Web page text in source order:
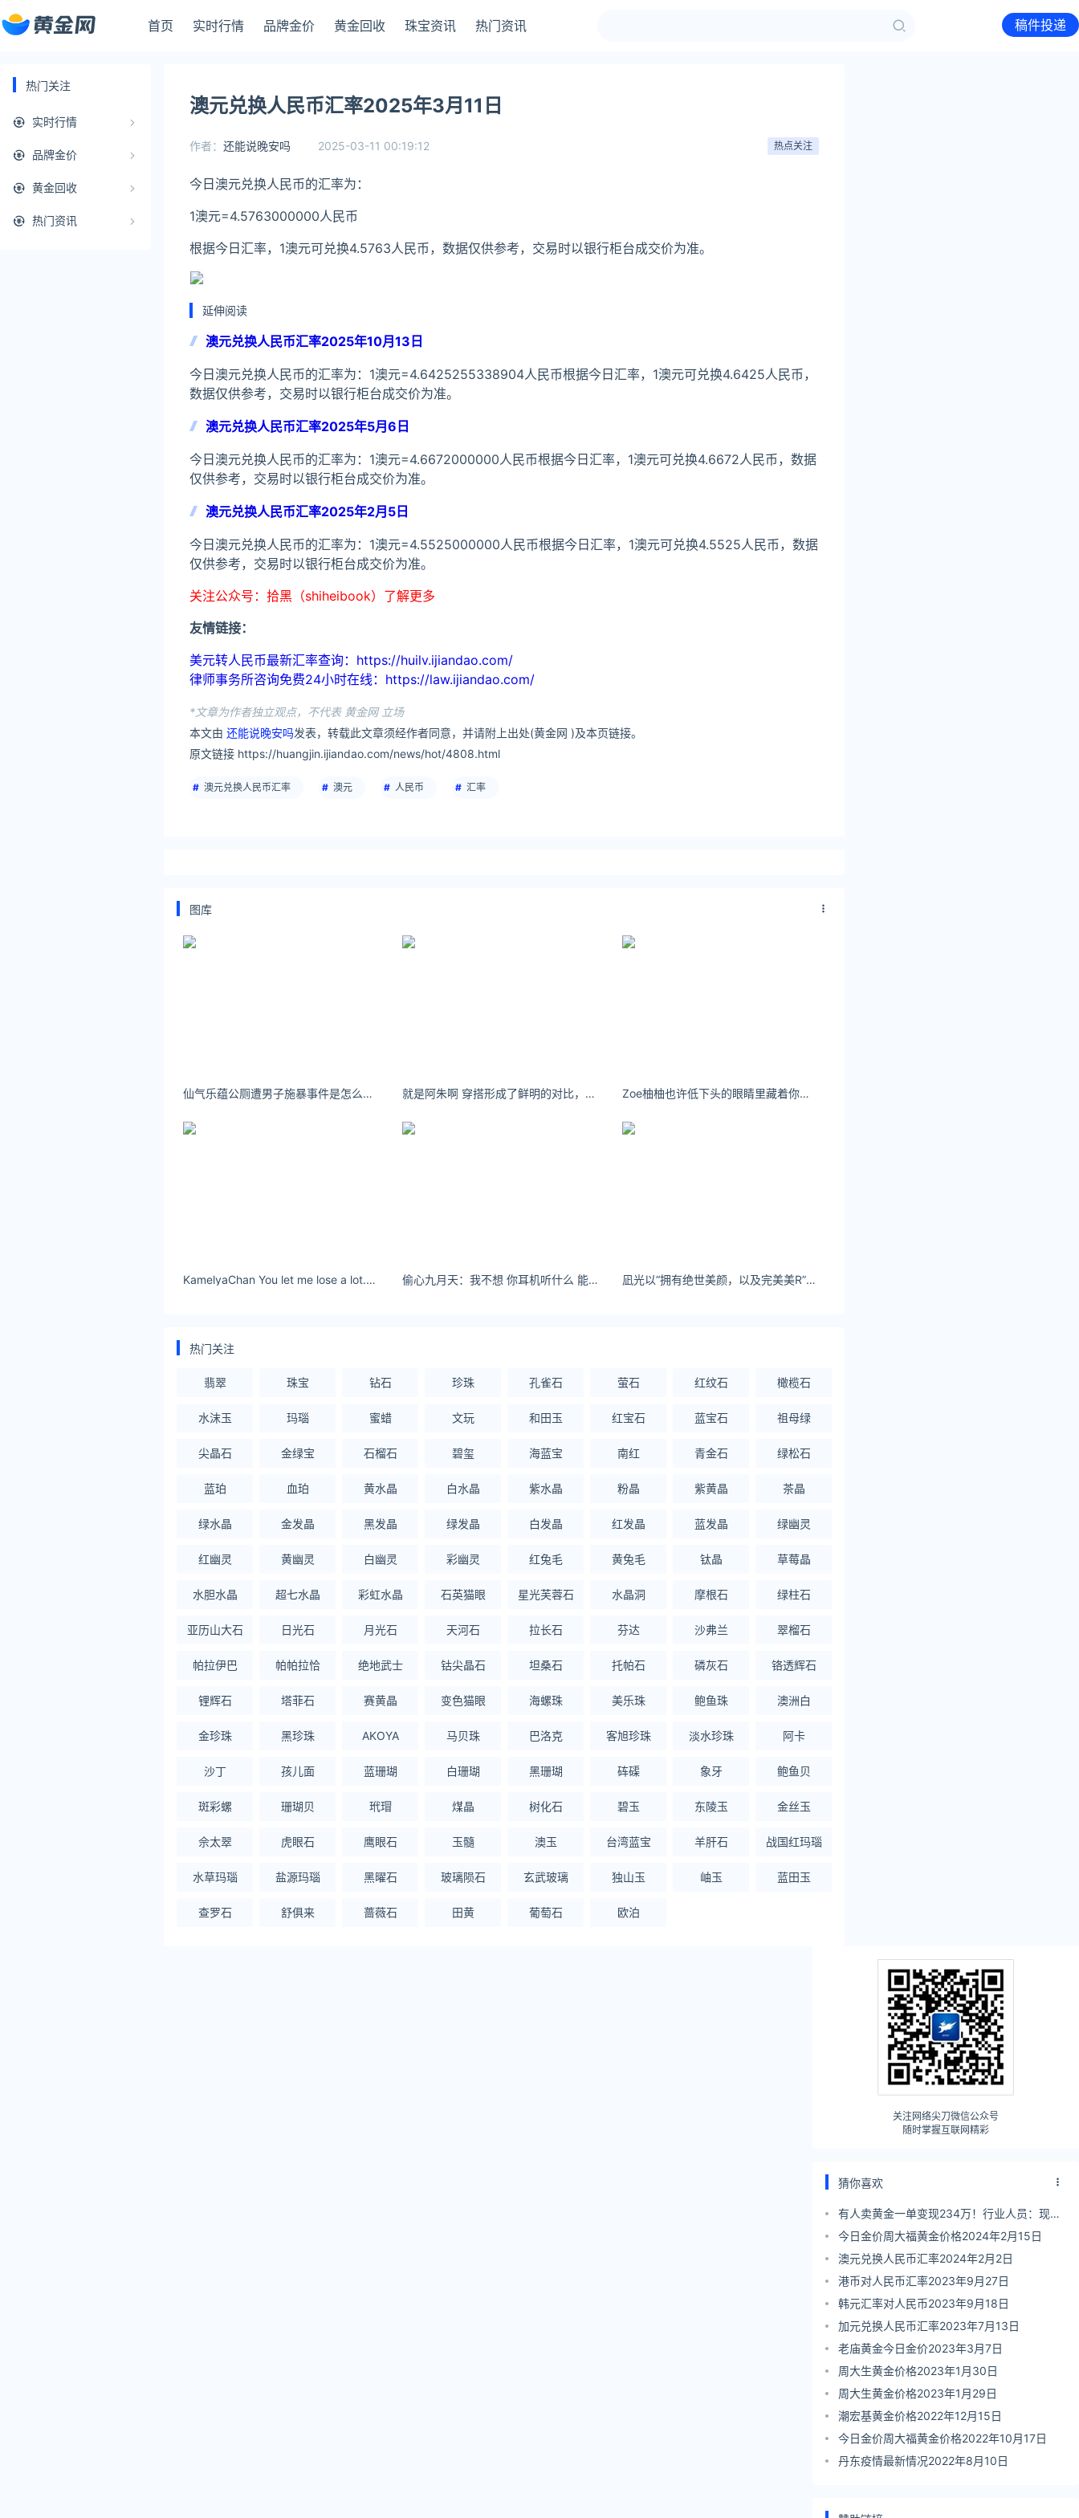
首页 实时行情 品牌金价 黄金回收 珠宝资讯 热门资讯 稿件投递
热门关注
实时行情
品牌金价
黄金回收
热门资讯
澳元兑换人民币汇率2025年3月11日
热点关注
作者： 还能说晚安吗 2025-03-11 00:19:12
今日澳元兑换人民币的汇率为：
1澳元=4.5763000000人民币
根据今日汇率，1澳元可兑换4.5763人民币，数据仅供参考，交易时以银行柜台成交价为准。
延伸阅读
澳元兑换人民币汇率2025年10月13日
今日澳元兑换人民币的汇率为：1澳元=4.6425255338904人民币根据今日汇率，1澳元可兑换4.6425人民币，
数据仅供参考，交易时以银行柜台成交价为准。
澳元兑换人民币汇率2025年5月6日
今日澳元兑换人民币的汇率为：1澳元=4.6672000000人民币根据今日汇率，1澳元可兑换4.6672人民币，数据
仅供参考，交易时以银行柜台成交价为准。
澳元兑换人民币汇率2025年2月5日
今日澳元兑换人民币的汇率为：1澳元=4.5525000000人民币根据今日汇率，1澳元可兑换4.5525人民币，数据
仅供参考，交易时以银行柜台成交价为准。
关注公众号：拾黑（shiheibook）了解更多
友情链接：
美元转人民币最新汇率查询：https://huilv.ijiandao.com/
律师事务所咨询免费24小时在线：https://law.ijiandao.com/
*文章为作者独立观点，不代表 黄金网 立场
本文由 还能说晚安吗发表，转载此文章须经作者同意，并请附上出处(黄金网 )及本页链接。
原文链接 https://huangjin.ijiandao.com/news/hot/4808.html
澳元兑换人民币汇率 澳元 人民币 汇率
图库
仙气乐蕴公厕遭男子施暴事件是怎么回事？ 就是阿朱啊 穿搭形成了鲜明的对比，却又意外地和谐-软软兔 Zoe柚柚也许低下头的眼睛里藏着你想不到的深情。
KamelyaChan You let me lose a lot.你让我失去了好多 偷心九月天：我不想 你耳机听什么 能不能告诉我 凪光以“拥有绝世美颜，以及完美美R”为宣传语，在S1出道成为女演员。 - 哔哩哔哩
热门关注
翡翠 珠宝 钻石 珍珠 孔雀石 萤石 红纹石 橄榄石
水沫玉 玛瑙 蜜蜡 文玩 和田玉 红宝石 蓝宝石 祖母绿
尖晶石 金绿宝 石榴石 碧玺 海蓝宝 南红 青金石 绿松石
蓝珀 血珀 黄水晶 白水晶 紫水晶 粉晶 紫黄晶 茶晶
绿水晶 金发晶 黑发晶 绿发晶 白发晶 红发晶 蓝发晶 绿幽灵
红幽灵 黄幽灵 白幽灵 彩幽灵 红兔毛 黄兔毛 钛晶 草莓晶
水胆水晶 超七水晶 彩虹水晶 石英猫眼 星光芙蓉石 水晶洞 摩根石 绿柱石
亚历山大石 日光石 月光石 天河石 拉长石 芬达 沙弗兰 翠榴石
帕拉伊巴 帕帕拉恰 绝地武士 钴尖晶石 坦桑石 托帕石 磷灰石 铬透辉石
锂辉石 塔菲石 赛黄晶 变色猫眼 海螺珠 美乐珠 鲍鱼珠 澳洲白
金珍珠 黑珍珠 AKOYA 马贝珠 巴洛克 客旭珍珠 淡水珍珠 阿卡
沙丁 孩儿面 蓝珊瑚 白珊瑚 黑珊瑚 砗磲 象牙 鲍鱼贝
斑彩螺 珊瑚贝 玳瑁 煤晶 树化石 碧玉 东陵玉 金丝玉
佘太翠 虎眼石 鹰眼石 玉髓 澳玉 台湾蓝宝 羊肝石 战国红玛瑙
水草玛瑙 盐源玛瑙 黑曜石 玻璃陨石 玄武玻璃 独山玉 岫玉 蓝田玉
查罗石 舒俱来 蔷薇石 田黄 葡萄石 欧泊
关注网络尖刀微信公众号
随时掌握互联网精彩
猜你喜欢
有人卖黄金一单变现234万！行业人员：现在
适合出售
今日金价周大福黄金价格2024年2月15日
澳元兑换人民币汇率2024年2月2日
港币对人民币汇率2023年9月27日
韩元汇率对人民币2023年9月18日
加元兑换人民币汇率2023年7月13日
老庙黄金今日金价2023年3月7日
周大生黄金价格2023年1月30日
周大生黄金价格2023年1月29日
潮宏基黄金价格2022年12月15日
今日金价周大福黄金价格2022年10月17日
丹东疫情最新情况2022年8月10日